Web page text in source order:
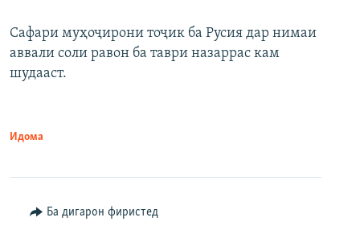
Сафари муҳоҷирони тоҷик ба Русия дар нимаи
аввали соли равон ба таври назаррас кам
шудааст.
Идома
Ба дигарон фиристед